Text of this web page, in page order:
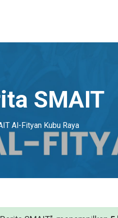
SMAIT
Al-Fityan Kubu Raya